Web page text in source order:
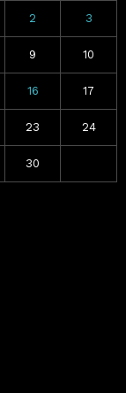
2 3
9 10
16 17
23 24
30